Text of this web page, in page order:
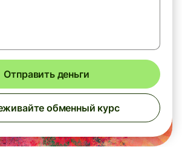
Отправить деньги
обменный курс